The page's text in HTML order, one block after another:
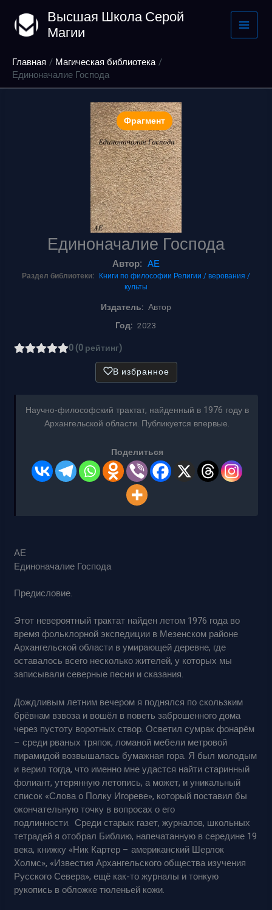
содержимому
Высшая Школа Серой
Магии
Главная
Магическая библиотека
Единоначалие Господа
Фрагмент
Единоначалие Господа
Автор: АЕ
Раздел библиотеки: Книги по философии Религии / верования /
культы
Издатель: Автор
Год: 2023
0 (0 рейтинг)
В избранное
Научно-философский трактат, найденный в 1976 году в
Архангельской области. Публикуется впервые.
Поделиться
АЕ
Единоначалие Господа
Предисловие.
Этот невероятный трактат найден летом 1976 года во
время фольклорной экспедиции в Мезенском районе
Архангельской области в умирающей деревне, где
оставалось всего несколько жителей, у которых мы
записывали северные песни и сказания.
Дождливым летним вечером я поднялся по скользким
брёвнам взвоза и вошёл в поветь заброшенного дома
через пустоту воротных створ. Осветил сумрак фонарём
– среди рваных тряпок, ломаной мебели метровой
пирамидой возвышалась бумажная гора. Я был молодым
и верил тогда, что именно мне удастся найти старинный
фолиант, утерянную летопись, а может, и уникальный
список «Слова о Полку Игореве», который поставил бы
окончательную точку в вопросах о его
подлинности. Среди старых газет, журналов, школьных
тетрадей я отобрал Библию, напечатанную в середине 19
века, книжку «Ник Картер – американский Шерлок
Холмс», «Известия Архангельского общества изучения
Русского Севера», ещё как-то журналы и тонкую
рукопись в обложке тюленьей кожи.